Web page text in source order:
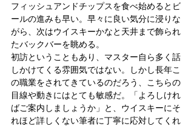
フィッシュアンドチップスを食べ始めるとビ
ールの進みも早い。早々に良い気分に浸りな
がら、次はウイスキーかなと天井まで飾られ
たバックバーを眺める。
初訪ということもあり、マスター自ら多く話
しかけてくる雰囲気ではない。しかし長年こ
の職業をされてきているのだろう、こちらの
目線や動きにはとても敏感だ。「よろしけれ
ばご案内しましょうか」と、ウイスキーにそ
れほど詳しくない筆者に丁寧に応対してくれ